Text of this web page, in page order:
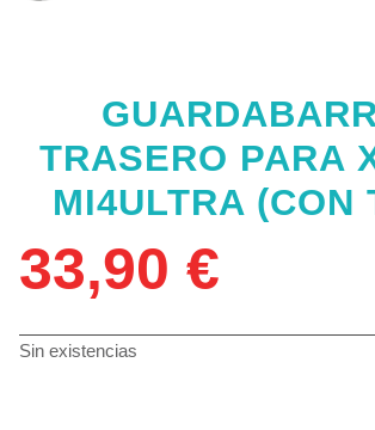
TRASERO PARA
MI4ULTRA (CON
33,90 €
Sin existencias